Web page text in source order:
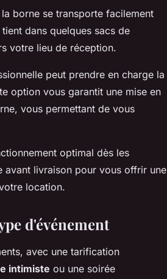
borne se transporte facilement
dans quelques sacs de
votre lieu de réception.
peut prendre en charge la
option vous garantit une mise en
vous permettant de vous
optimal dès les
avant livraison pour vous offrir une
location.
d'événement
avec une tarification
intimiste ou une soirée